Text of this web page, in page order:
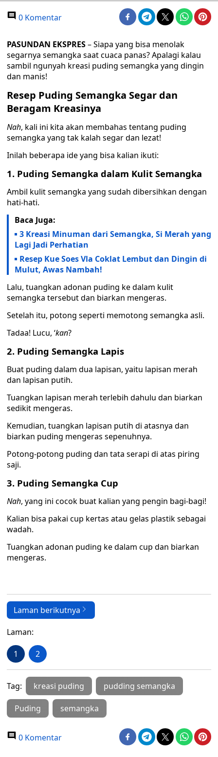
0 Komentar
PASUNDAN EKSPRES– Siapa yang bisa menolak
segarnya semangka saat cuaca panas? Apalagi kalau
sambil ngunyah kreasi puding semangka yang dingin
dan manis!
Resep Puding Semangka Segar dan
Beragam Kreasinya
Nah, kali ini kita akan membahas tentang puding
semangka yang tak kalah segar dan lezat!
Inilah beberapa ide yang bisa kalian ikuti:
1. Puding Semangka dalam Kulit Semangka
Ambil kulit semangka yang sudah dibersihkan dengan
hati-hati.
Baca Juga:
3 Kreasi Minuman dari Semangka, Si Merah yang
Lagi Jadi Perhatian
Resep Kue Soes Vla Coklat Lembut dan Dingin di
Mulut, Awas Nambah!
Lalu, tuangkan adonan puding ke dalam kulit
semangka tersebut dan biarkan mengeras.
Setelah itu, potong seperti memotong semangka asli.
Tadaa! Lucu, ‘kan?
2. Puding Semangka Lapis
Buat puding dalam dua lapisan, yaitu lapisan merah
dan lapisan putih.
Tuangkan lapisan merah terlebih dahulu dan biarkan
sedikit mengeras.
Kemudian, tuangkan lapisan putih di atasnya dan
biarkan puding mengeras sepenuhnya.
Potong-potong puding dan tata serapi di atas piring
saji.
3. Puding Semangka Cup
Nah, yang ini cocok buat kalian yang pengin bagi-bagi!
Kalian bisa pakai cup kertas atau gelas plastik sebagai
wadah.
Tuangkan adonan puding ke dalam cup dan biarkan
mengeras.
Laman berikutnya
Laman:
1 2
Tag: kreasi puding pudding semangka
Puding semangka
0 Komentar